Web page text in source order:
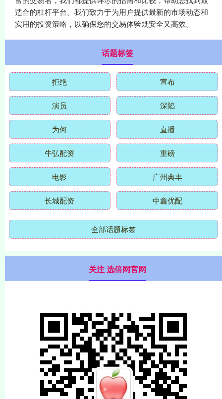
适合的杠杆平台。我们致力于为用户提供最新的市场动态和
实用的投资策略，以确保您的交易体验既安全又高效。
话题标签
拒绝 宣布
演员 深陷
为何 直播
牛弘配资 重磅
电影 广州典丰
长城配资 中鑫优配
全部话题标签
关注 选倍网官网